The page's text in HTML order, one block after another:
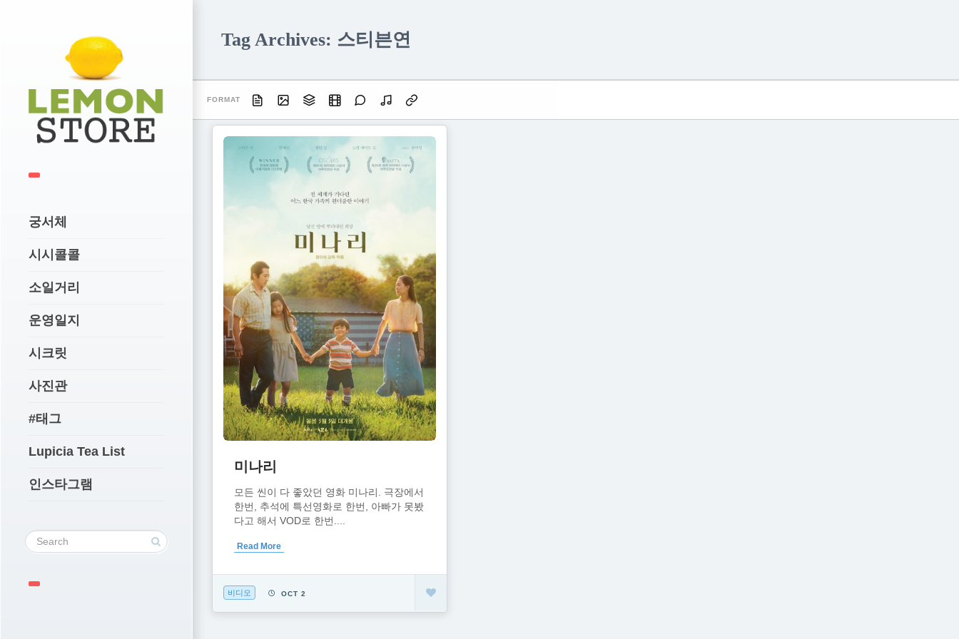
궁서체
시시콜콜
소일거리
운영일지
시크릿
사진관
#태그
Lupicia Tea List
인스타그램
Tag Archives: 스티븐연
FORMAT
미나리
모든 씬이 다 좋았던 영화 미나리. 극장에서
한번, 추석에 특선영화로 한번, 아빠가 못봤
다고 해서 VOD로 한번....
Read More
비디오 OCT 2